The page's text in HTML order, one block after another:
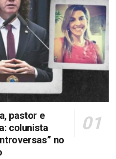
pastor e
colunista
no